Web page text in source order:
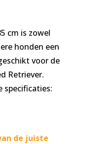
cm is zowel
honden een
voor de
Retriever.
specificaties:
de juiste